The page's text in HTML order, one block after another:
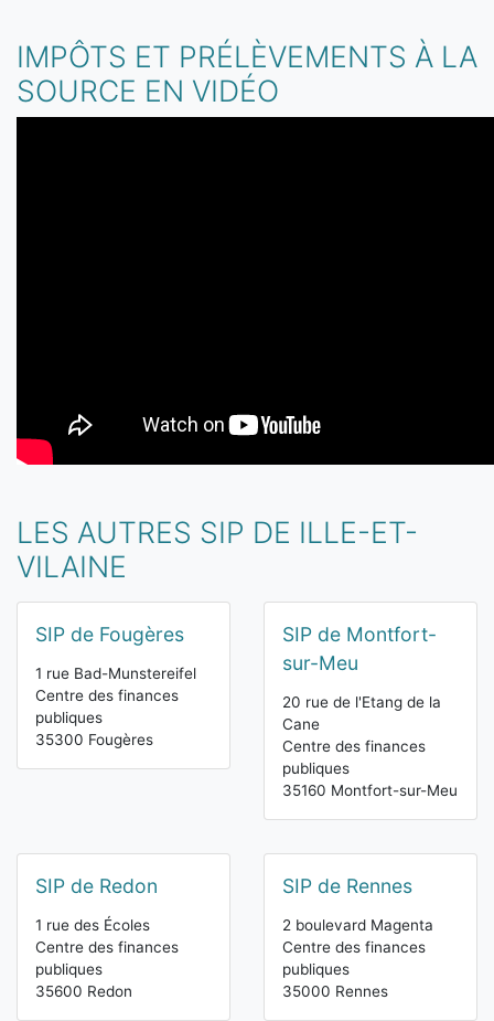
IMPÔTS ET PRÉLÈVEMENTS À LA
SOURCE EN VIDÉO
LES AUTRES SIP DE ILLE-ET-
VILAINE
SIP de Fougères
1 rue Bad-Munstereifel
Centre des finances
publiques
35300 Fougères
SIP de Montfort-
sur-Meu
20 rue de l'Etang de la
Cane
Centre des finances
publiques
35160 Montfort-sur-Meu
SIP de Redon
1 rue des Écoles
Centre des finances
publiques
35600 Redon
SIP de Rennes
2 boulevard Magenta
Centre des finances
publiques
35000 Rennes